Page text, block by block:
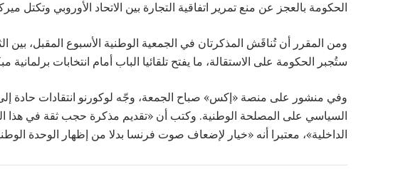
الحكومة بالعجز عن منع تمرير اتفاقية التجارة بين الاتحاد الأوروبي وتكتل
ومن المقرر أن تُناقَش المذكرتان في الجمعية الوطنية الأسبوع المقبل، بين
ستُجبر الحكومة على الاستقالة، ما يفتح تلقائيا الباب أمام انتخابات برلمانية
السياسي على المصلحة الوطنية. وكتب أن «تقديم مذكرة حجب ثقة في هذا
الداخلية»، معتبرا أنه «خيار لإضعاف صوت فرنسا بدلا من إظهار الوحدة